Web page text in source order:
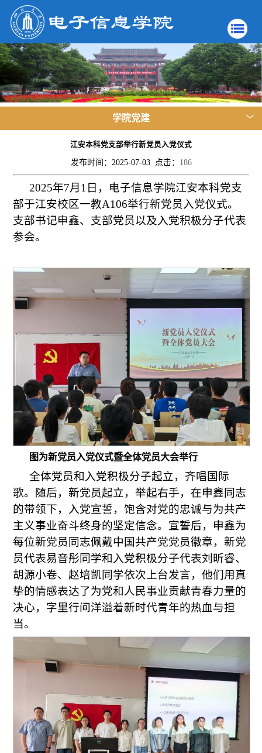
学院党建
江安本科党支部举行新党员入党仪式
发布时间：2025-07-03 点击： 186
2025年7月1日，电子信息学院江安本科党支
部于江安校区一教A106举行新党员入党仪式。
支部书记申鑫、支部党员以及入党积极分子代表
参会。
图为新党员入党仪式暨全体党员大会举行
全体党员和入党积极分子起立，齐唱国际
歌。随后，新党员起立，举起右手，在申鑫同志
的带领下，入党宣誓，饱含对党的忠诚与为共产
主义事业奋斗终身的坚定信念。宣誓后，申鑫为
每位新党员同志佩戴中国共产党党员徽章，新党
员代表易音彤同学和入党积极分子代表刘昕睿、
胡源小卷、赵培凯同学依次上台发言，他们用真
挚的情感表达了为党和人民事业贡献青春力量的
决心，字里行间洋溢着新时代青年的热血与担
当。